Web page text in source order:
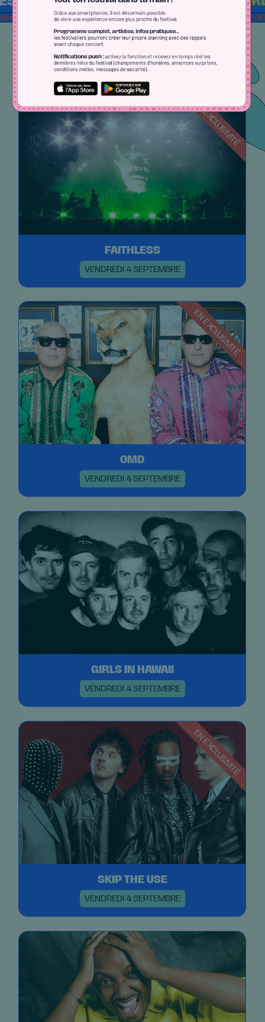
Les concerts
EN EXCLUSIVITÉ
FAITHLESS
VENDREDI 4 SEPTEMBRE
EN EXCLUSIVITÉ
OMD
VENDREDI 4 SEPTEMBRE
GIRLS IN HAWAII
VENDREDI 4 SEPTEMBRE
EN EXCLUSIVITÉ
SKIP THE USE
VENDREDI 4 SEPTEMBRE